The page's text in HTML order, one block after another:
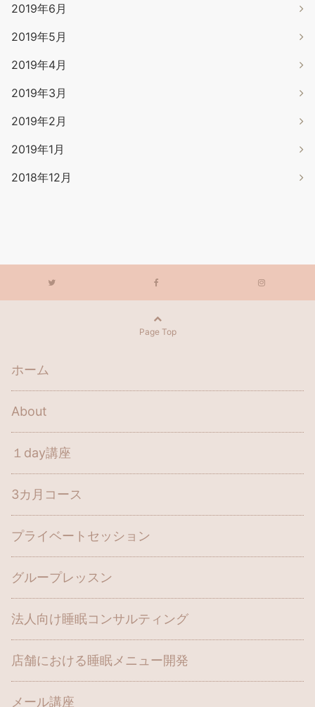
2019年6月
2019年5月
2019年4月
2019年3月
2019年2月
2019年1月
2018年12月
Page Top
ホーム
About
１day講座
3カ月コース
プライベートセッション
グループレッスン
法人向け睡眠コンサルティング
店舗における睡眠メニュー開発
メール講座